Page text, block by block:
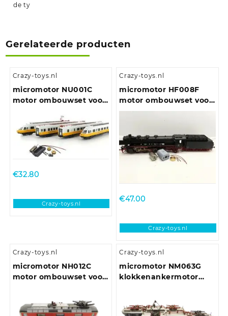
de ty
Gerelateerde producten
Crazy-toys.nl
micromotor NU001C
motor ombouwset voor
403
€32.80
Crazy-toys.nl
Crazy-toys.nl
micromotor HF008F
motor ombouwset voor
Fleischmann BR 03, BR
BR 119
€47.00
Crazy-toys.nl
Crazy-toys.nl
micromotor NH012C
motor ombouwset voor
Crazy-toys.nl
micromotor NM063G
klokkenankermotor
BR 175, E 75